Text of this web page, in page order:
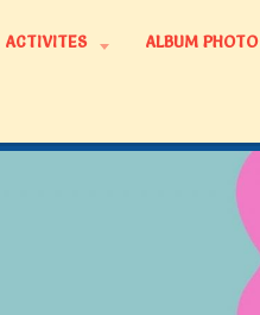
ACTIVITES ALBUM PHOTO